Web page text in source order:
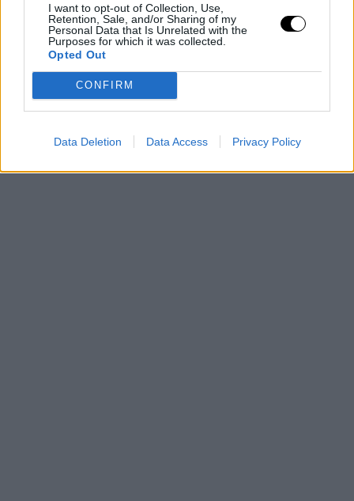
I want to opt-out of Collection, Use,
Retention, Sale, and/or Sharing of my
Personal Data that Is Unrelated with the
Purposes for which it was collected.
Opted Out
CONFIRM
Data Deletion Data Access Privacy Policy
como que en un momento tenía 18 años, al siguiente
tenía 25 y me encontré en los 30, y ahora con 35 años.
Fue divertido. Conocí a un montón de grandes